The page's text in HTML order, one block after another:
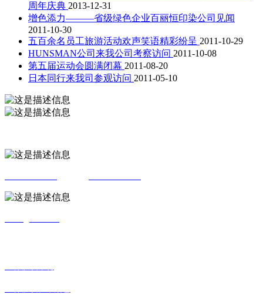
周年庆典 2013-12-31
增色添力———省级绿色企业百丽恒印染公司见闻
2011-10-30
五百余名员工旅游活动欢声笑语精彩纷呈 2011-10-29
HUNSMAN公司来我公司考察访问 2011-10-08
第五届运动会圆满闭幕 2011-08-20
日本同行来我司参观访问 2011-05-10